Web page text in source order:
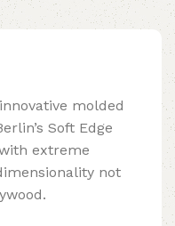
molded
Soft Edge
extreme
not